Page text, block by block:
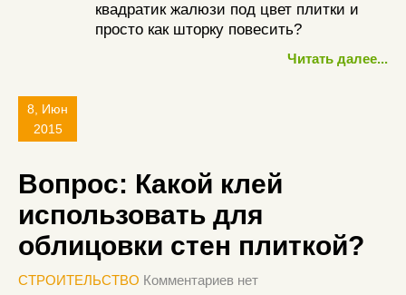
квадратик жалюзи под цвет плитки и
просто как шторку повесить?
Читать далее...
8, Июн
2015
Вопрос: Какой клей
использовать для
облицовки стен плиткой?
СТРОИТЕЛЬСТВО Комментариев нет